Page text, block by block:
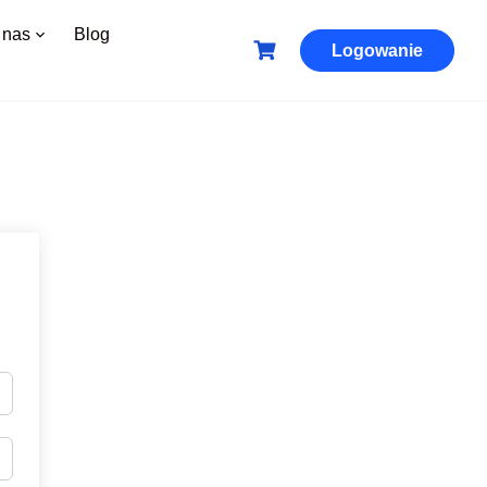
Blog
Logowanie